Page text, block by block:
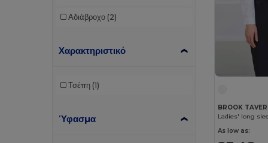
Brook Taverner
Build Your Brand
Αδιάβροχο (2)
Χαρακτηριστικό
Τσέπη (1)
Ύφασμα
BROOK
Ladies' long
As low as: